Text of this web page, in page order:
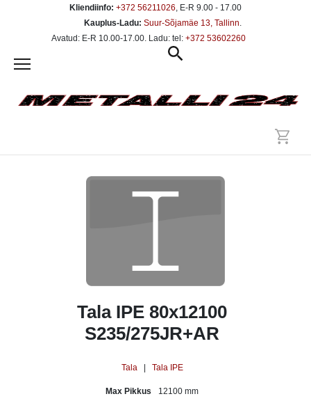
Kliendiinfo: +372 56211026, E-R 9.00 - 17.00
Kauplus-Ladu: Suur-Sõjamäe 13, Tallinn.
Avatud: E-R 10.00-17.00. Ladu: tel: +372 53602260
Tala IPE 80x12100
S235/275JR+AR
Tala| Tala IPE
Max Pikkus
12100 mm